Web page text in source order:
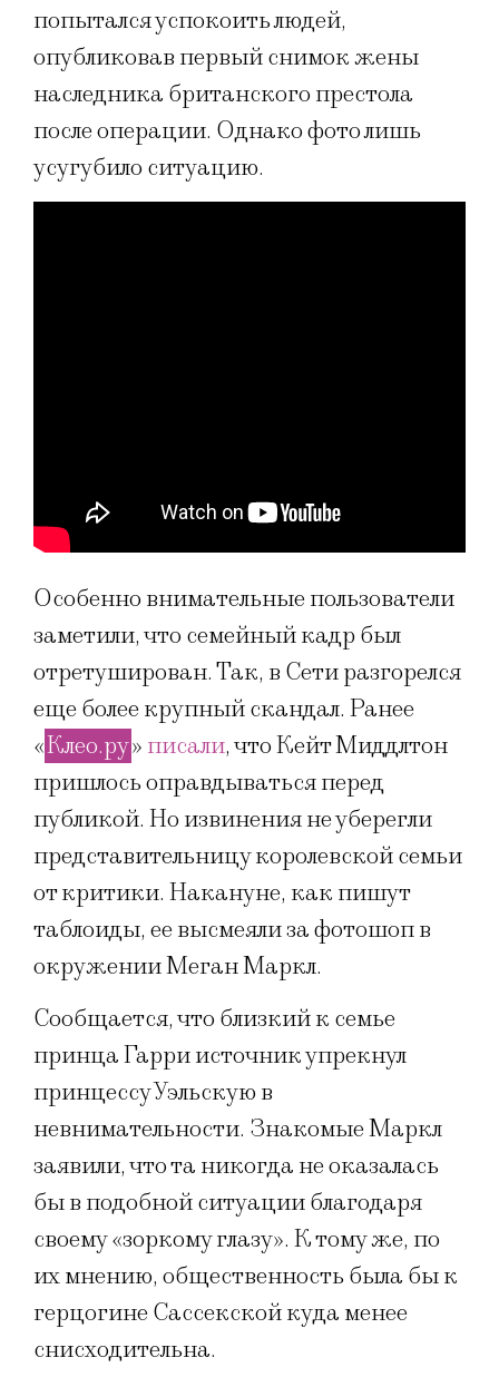
попытался успокоить людей,
опубликовав первый снимок жены
наследника британского престола
после операции. Однако фото лишь
усугубило ситуацию.
Особенно внимательные пользователи
заметили, что семейный кадр был
отретуширован. Так, в Сети разгорелся
еще более крупный скандал. Ранее
«Клео.ру» писали, что Кейт Миддлтон
пришлось оправдываться перед
публикой. Но извинения не уберегли
представительницу королевской семьи
от критики. Накануне, как пишут
таблоиды, ее высмеяли за фотошоп в
окружении Меган Маркл.
Сообщается, что близкий к семье
принца Гарри источник упрекнул
принцессу Уэльскую в
невнимательности. Знакомые Маркл
заявили, что та никогда не оказалась
бы в подобной ситуации благодаря
своему «зоркому глазу». К тому же, по
их мнению, общественность была бы к
герцогине Сассекской куда менее
снисходительна.